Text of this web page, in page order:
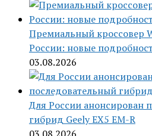
Премиальный кроссовер
России: новые
03.08.2026
Для России анонсирован
гибрид Geely EX5 EM-R